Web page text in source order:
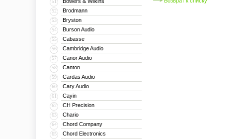
51
52 Brodmann
53 Bryston
54 Burson Audio
55 Cabasse
56 Cambridge Audio
57 Canor Audio
58 Canton
59 Cardas Audio
60 Cary Audio
61 Cayin
62 CH Precision
63 Chario
64 Chord Company
65 Chord Electronics